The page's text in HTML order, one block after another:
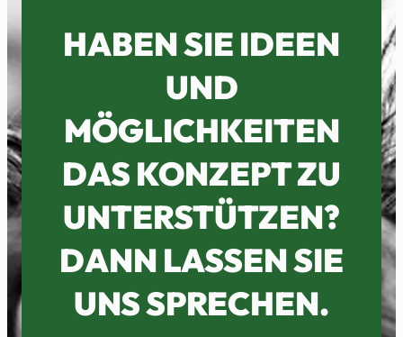
HABEN SIE IDEEN
UND
MÖGLICHKEITEN
DAS KONZEPT ZU
UNTERSTÜTZEN?
DANN LASSEN SIE
UNS SPRECHEN.